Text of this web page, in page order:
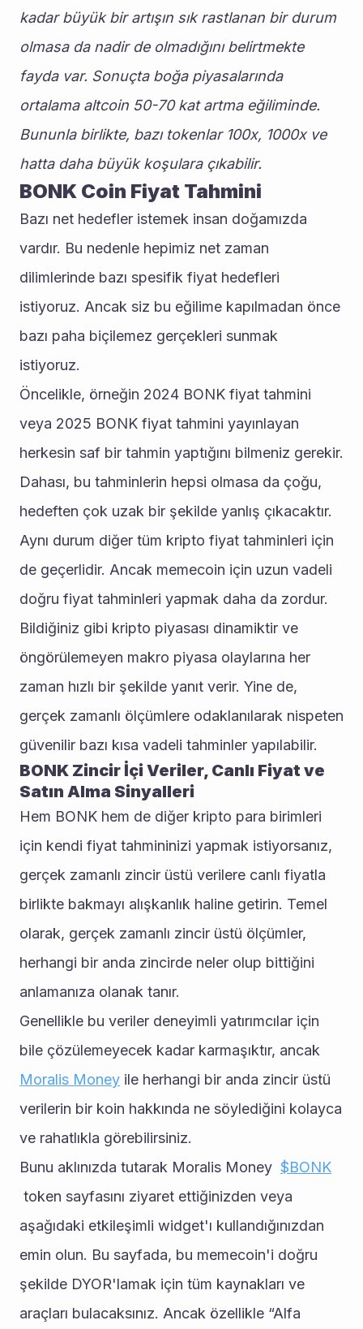
kadar büyük bir artışın sık rastlanan bir durum
olmasa da nadir de olmadığını belirtmekte
fayda var. Sonuçta boğa piyasalarında
ortalama altcoin 50-70 kat artma eğiliminde.
Bununla birlikte, bazı tokenlar 100x, 1000x ve
hatta daha büyük koşulara çıkabilir.
BONK Coin Fiyat Tahmini
Bazı net hedefler istemek insan doğamızda
vardır. Bu nedenle hepimiz net zaman
dilimlerinde bazı spesifik fiyat hedefleri
istiyoruz. Ancak siz bu eğilime kapılmadan önce
bazı paha biçilemez gerçekleri sunmak
istiyoruz.
Öncelikle, örneğin 2024 BONK fiyat tahmini
veya 2025 BONK fiyat tahmini yayınlayan
herkesin saf bir tahmin yaptığını bilmeniz gerekir.
Dahası, bu tahminlerin hepsi olmasa da çoğu,
hedeften çok uzak bir şekilde yanlış çıkacaktır.
Aynı durum diğer tüm kripto fiyat tahminleri için
de geçerlidir. Ancak memecoin için uzun vadeli
doğru fiyat tahminleri yapmak daha da zordur.
Bildiğiniz gibi kripto piyasası dinamiktir ve
öngörülemeyen makro piyasa olaylarına her
zaman hızlı bir şekilde yanıt verir. Yine de,
gerçek zamanlı ölçümlere odaklanılarak nispeten
güvenilir bazı kısa vadeli tahminler yapılabilir.
BONK Zincir İçi Veriler, Canlı Fiyat ve
Satın Alma Sinyalleri
Hem BONK hem de diğer kripto para birimleri
için kendi fiyat tahmininizi yapmak istiyorsanız,
gerçek zamanlı zincir üstü verilere canlı fiyatla
birlikte bakmayı alışkanlık haline getirin. Temel
olarak, gerçek zamanlı zincir üstü ölçümler,
herhangi bir anda zincirde neler olup bittiğini
anlamanıza olanak tanır.
Genellikle bu veriler deneyimli yatırımcılar için
Moralis Money ile herhangi bir anda zincir üstü
verilerin bir koin hakkında ne söylediğini kolayca
ve rahatlıkla görebilirsiniz.
Bunu aklınızda tutarak Moralis Money $BONK
token sayfasını ziyaret ettiğinizden veya
aşağıdaki etkileşimli widget'ı kullandığınızdan
emin olun. Bu sayfada, bu memecoin'i doğru
şekilde DYOR'lamak için tüm kaynakları ve
araçları bulacaksınız. Ancak özellikle “Alfa